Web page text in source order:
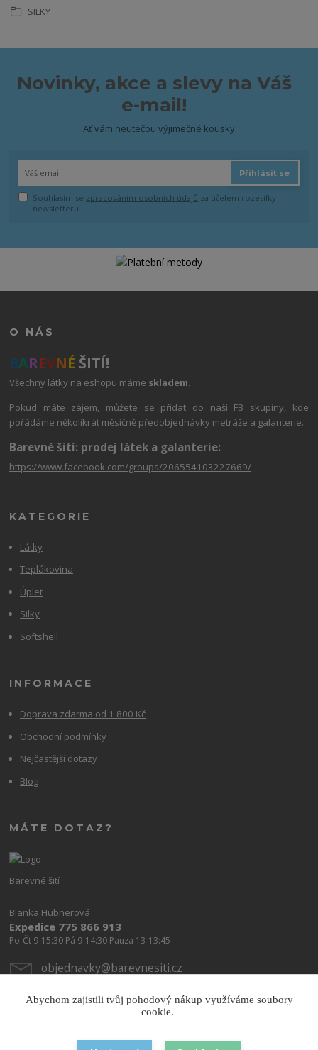
SILKY
Novinky, akce a slevy na Váš
e-mail!
Ať vám neutečou výjimečné kousky
Přihlásit se
Souhlasím se zpracováním osobních údajů za účelem rozesílky
newsletteru.
O NÁS
BAREVNÉ ŠITÍ!
Všechny látky na eshopu máme skladem.
Pokud máte zájem, můžete se přidat do naší FB skupiny, kde
pořádáme několikrát měsíčně předobjednávky metráže a galanterie.
Barevné šití: prodej látek a galanterie:
https://www.facebook.com/groups/206554103227669/
KATEGORIE
Látky
Teplákovina
Úplet
Silky
Softshell
INFORMACE
Doprava zdarma od 1 800 Kč
Obchodní podmínky
Nejčastější dotazy
Blog
MÁTE DOTAZ?
Barevné šití
Blanka Hubnerová
Expedice 775 866 913
Po-Čt 9-15:30 Pá 9-14:30 Pauza 13-13:45
objednavky@barevnesiti.cz
Abychom zajistili tvůj pohodový nákup využíváme soubory
cookie.